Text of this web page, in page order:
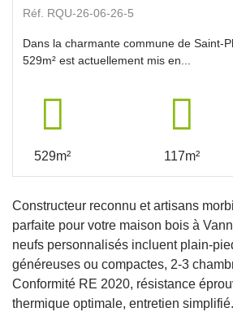
Réf. RQU-26-06-26-5
Dans la charmante commune de Saint-
529m² est actuellement mis en...
529m² 117m²
Constructeur reconnu et artisans
parfaite pour votre maison bois à
neufs personnalisés incluent plain-
généreuses ou compactes, 2-3
Conformité RE 2020, résistance
thermique optimale, entretien simplifié.